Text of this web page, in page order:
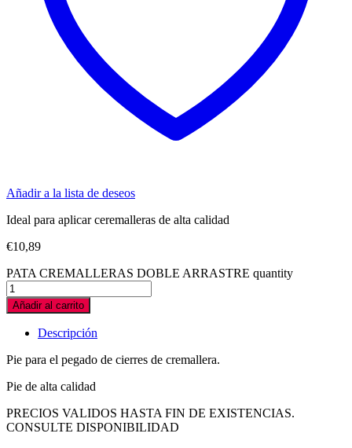
Añadir a la lista de deseos
Ideal para aplicar ceremalleras de alta calidad
€10,89
PATA CREMALLERAS DOBLE ARRASTRE quantity
Añadir al carrito
Descripción
Pie para el pegado de cierres de cremallera.
Pie de alta calidad
PRECIOS VALIDOS HASTA FIN DE EXISTENCIAS.
CONSULTE DISPONIBILIDAD